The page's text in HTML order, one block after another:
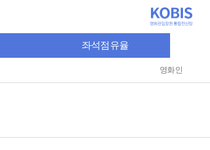
좌석점유율
영화인